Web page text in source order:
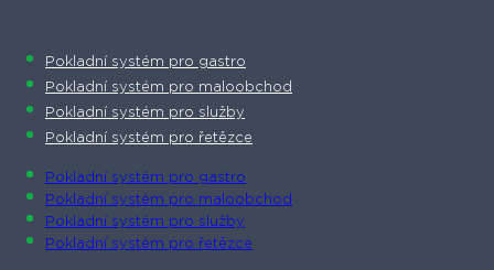
Pokladní systém pro gastro
Pokladní systém pro maloobchod
Pokladní systém pro služby
Pokladní systém pro řetězce
Pokladní systém pro gastro
Pokladní systém pro maloobchod
Pokladní systém pro služby
Pokladní systém pro řetězce